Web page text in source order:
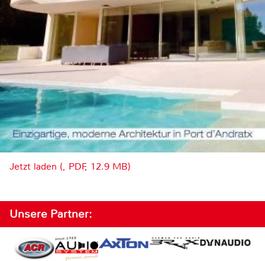
Jetzt laden (, PDF, 12.9 MB)
Unsere Partner: